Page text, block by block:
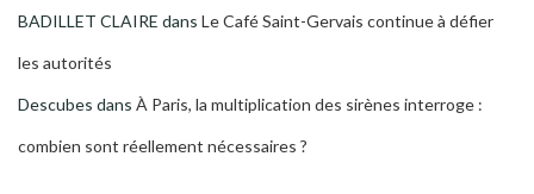
BADILLET CLAIRE dans Le Café Saint-Gervais continue à défier
les autorités
Descubes dans À Paris, la multiplication des sirènes interroge :
combien sont réellement nécessaires ?